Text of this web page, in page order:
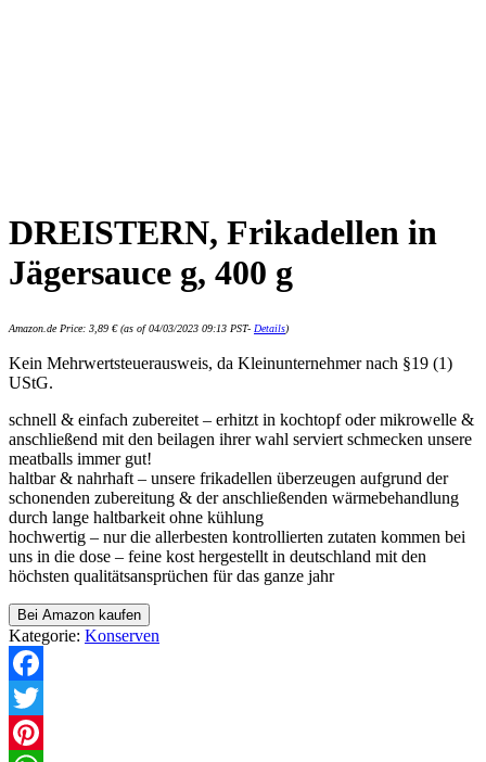
DREISTERN, Frikadellen in
Jägersauce g, 400 g
Amazon.de Price: 3,89 €(as of 04/03/2023 09:13 PST- Details)
Kein Mehrwertsteuerausweis, da Kleinunternehmer nach §19 (1)
UStG.
schnell & einfach zubereitet – erhitzt in kochtopf oder mikrowelle &
anschließend mit den beilagen ihrer wahl serviert schmecken unsere
meatballs immer gut!
haltbar & nahrhaft – unsere frikadellen überzeugen aufgrund der
schonenden zubereitung & der anschließenden wärmebehandlung
durch lange haltbarkeit ohne kühlung
hochwertig – nur die allerbesten kontrollierten zutaten kommen bei
uns in die dose – feine kost hergestellt in deutschland mit den
höchsten qualitätsansprüchen für das ganze jahr
Bei Amazon kaufen
Kategorie: Konserven
Facebook
Twitter